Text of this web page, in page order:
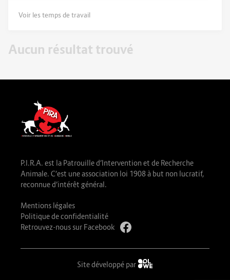
Voir les temps de travail
Aucun résultat trouvé
P.I.R.A. est la Patrouille d’Intervention et de Recherche
Animale. C’est une association loi 1908 à but non lucratif,
reconnue d’intérêt général.
Mentions légales
Politique de confidentialité
Retrouvez-nous sur Facebook
Site développé par